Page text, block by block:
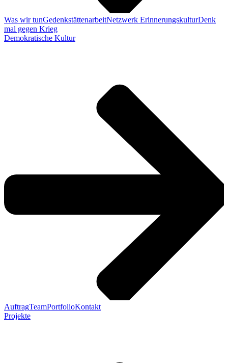
Was wir tunGedenkstättenarbeitNetzwerk ErinnerungskulturDenk
mal gegen Krieg
Demokratische Kultur
AuftragTeamPortfolioKontakt
Projekte